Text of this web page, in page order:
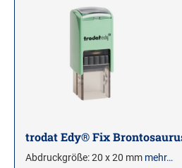
Schnecken Motivstempel
Stampendous Motivstempel
Textstempel Motivstempel
Tiere Motivstempel
KREATIVBEREICH
Clearsnap
trodat Edy® Fix
Abdruckgröße: 20 x 20 mm mehr…